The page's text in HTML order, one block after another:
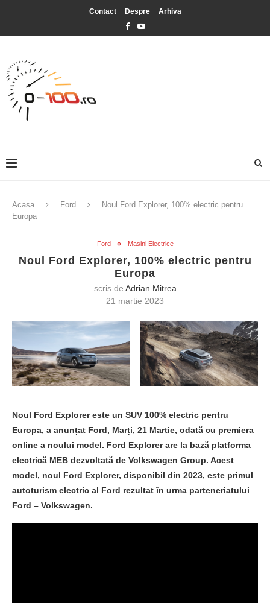
Contact Despre Arhiva
Acasa Ford
Noul Ford Explorer, 100% electric pentru
Europa
Ford Masini Electrice
Noul Ford Explorer, 100% electric pentru
Europa
scris de Adrian Mitrea
21 martie 2023
Noul Ford Explorer este un SUV 100% electric pentru
Europa, a anunțat Ford, Marți, 21 Martie, odată cu premiera
online a noului model. Ford Explorer are la bază platforma
electrică MEB dezvoltată de Volkswagen Group. Acest
model, noul Ford Explorer, disponibil din 2023, este primul
autoturism electric al Ford rezultat în urma parteneriatului
Ford – Volkswagen.